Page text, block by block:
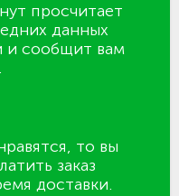
просчитает
данных
и сообщит вам
то вы
заказ
доставки.